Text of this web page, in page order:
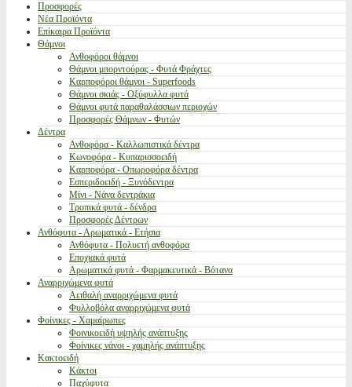
Προσφορές
Νέα Προϊόντα
Επίκαιρα Προϊόντα
Θάμνοι
Ανθοφόροι θάμνοι
Θάμνοι μπορντούρας - Φυτά Φράχτες
Καρποφόροι θάμνοι - Superfoods
Θάμνοι σκιάς - Οξύφυλλα φυτά
Θάμνοι φυτά παραθαλάσσιων περιοχών
Προσφορές Θάμνων - Φυτών
Δέντρα
Ανθοφόρα - Καλλωπιστικά δέντρα
Κωνοφόρα - Κυπαρισσοειδή
Καρποφόρα - Οπωροφόρα δέντρα
Εσπεριδοειδή - Ξυνόδεντρα
Μίνι - Νάνα δεντράκια
Τροπικά φυτά - δένδρα
Προσφορές Δέντρων
Ανθόφυτα - Αρωματικά - Ετήσια
Ανθόφυτα - Πολυετή ανθοφόρα
Εποχιακά φυτά
Αρωματικά φυτά - Φαρμακευτικά - Βότανα
Αναρριχώμενα φυτά
Αειθαλή αναρριχώμενα φυτά
Φυλλοβόλα αναρριχώμενα φυτά
Φοίνικες - Χαμαίρωπες
Φοινικοειδή υψηλής ανάπτυξης
Φοίνικες νάνοι - χαμηλής ανάπτυξης
Κακτοειδή
Κάκτοι
Παχύφυτα